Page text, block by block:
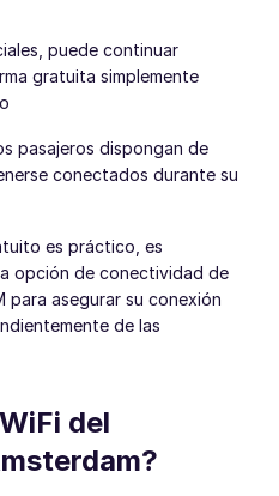
puede continuar
gratuita simplemente
pasajeros dispongan de
conectados durante su
es práctico, es
opción de conectividad de
para asegurar su conexión
de las
del